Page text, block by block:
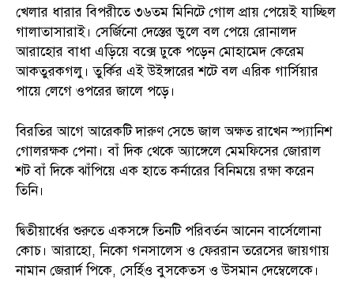
খেলার ধারার বিপরীতে ৩৬তম মিনিটে গোল প্রায় পেয়েই যাচ্ছিল
গালাতাসারাই। সের্জিনো দেস্তের ভুলে বল পেয়ে রোনালদ
আরাহোর বাধা এড়িয়ে বক্সে ঢুকে পড়েন মোহামেদ কেরেম
আকতুরকগলু। তুর্কির এই উইঙ্গারের শটে বল এরিক গার্সিয়ার
পায়ে লেগে ওপরের জালে পড়ে।
বিরতির আগে আরেকটি দারুণ সেভে জাল অক্ষত রাখেন স্প্যানিশ
গোলরক্ষক পেনা। বাঁ দিক থেকে অ্যাঙ্গেলে মেমফিসের জোরাল
শট বাঁ দিকে ঝাঁপিয়ে এক হাতে কর্নারের বিনিময়ে রক্ষা করেন
তিনি।
দ্বিতীয়ার্ধের শুরুতে একসঙ্গে তিনটি পরিবর্তন আনেন বার্সেলোনা
কোচ। আরাহো, নিকো গনসালেস ও ফেররান তরেসের জায়গায়
নামান জেরার্দ পিকে, সের্হিও বুসকেতস ও উসমান দেম্বেলেকে।